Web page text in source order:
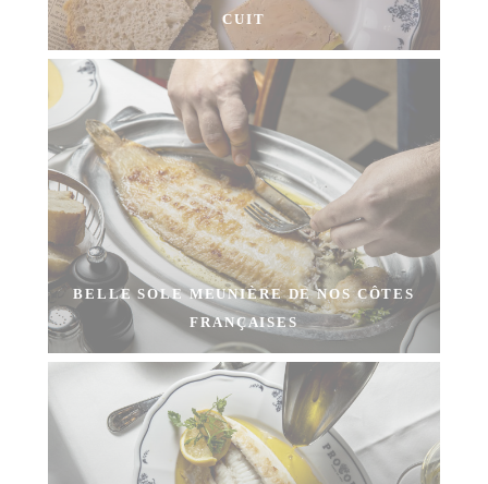
CUIT
BELLE SOLE MEUNIÈRE DE NOS CÔTES
FRANÇAISES